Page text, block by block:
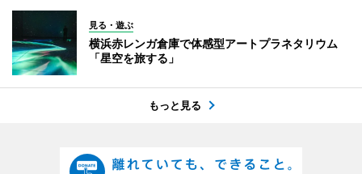
見る・遊ぶ
横浜赤レンガ倉庫で体感型アートプラネタリウム
「星空を旅する」
もっと見る